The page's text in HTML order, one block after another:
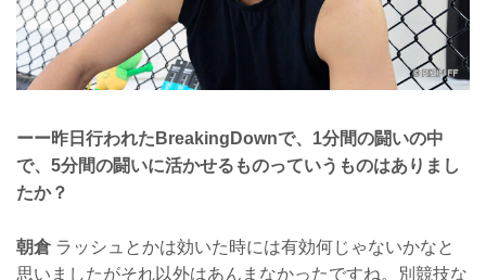
ーー昨日行われたBreakingDownで、1分間の闘いの中
で、5分間の闘いに活かせるものっていうものはありまし
たか？
朝倉ラッシュとかは効いた時には有効何じゃないかなと
思いましたがそれ以外はあんまなかったですね。別競技な